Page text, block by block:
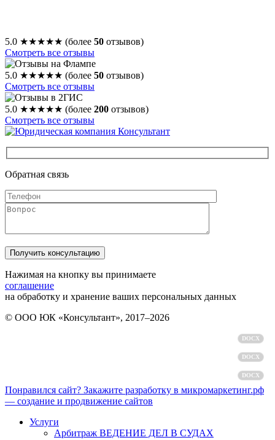
5.0 ★★★★★ (более 50 отзывов)
Смотреть все отзывы
5.0 ★★★★★ (более 50 отзывов)
Смотреть все отзывы
5.0 ★★★★★ (более 200 отзывов)
Смотреть все отзывы
Обратная связь
Нажимая на кнопку вы принимаете
соглашение
на обработку и хранение ваших персональных данных
© ООО ЮК «Консультант», 2017–2026
DOCX
DOCX
DOCX
Понравился сайт? Закажите разработку в микромаркетинг.рф
— создание и продвижение сайтов
Услуги
Арбитраж ВЕДЕНИЕ ДЕЛ В СУДАХ